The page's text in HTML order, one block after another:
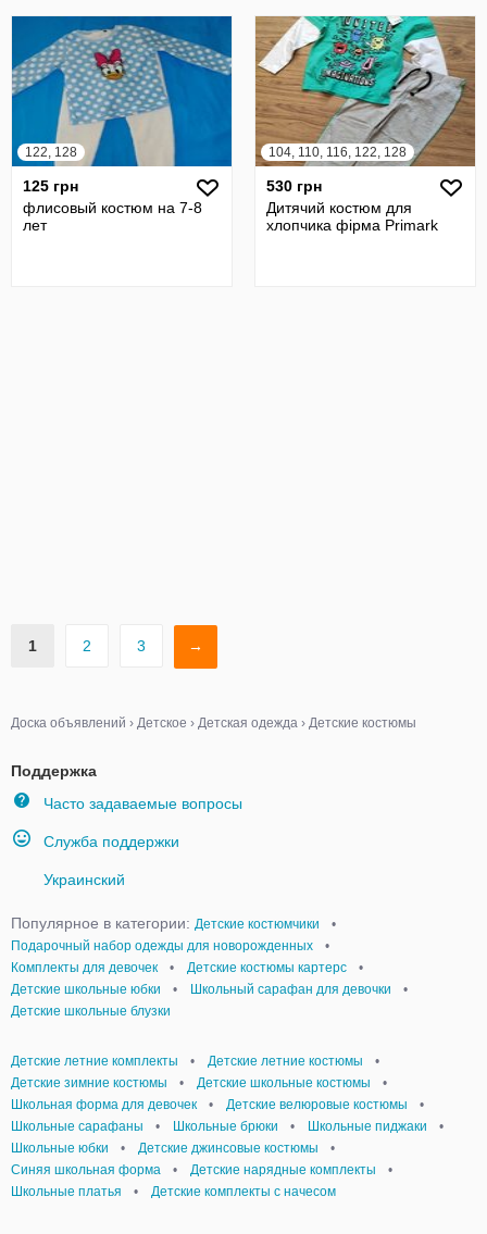
122, 128
125 грн
флисовый костюм на 7-8
лет
104, 110, 116, 122, 128
530 грн
Дитячий костюм для
хлопчика фiрма Primark
1 2 3 →
Доска объявлений › Детское › Детская одежда › Детские костюмы
Поддержка
Часто задаваемые вопросы
Служба поддержки
Украинский
Популярное в категории: Детские костюмчики
•
Подарочный набор одежды для новорожденных
•
Комплекты для девочек
• Детские костюмы картерс
•
Детские школьные юбки
• Школьный сарафан для девочки
•
Детские школьные блузки
Детские летние комплекты • Детские летние костюмы
•
Детские зимние костюмы
• Детские школьные костюмы
•
Школьная форма для девочек
• Детские велюровые костюмы
•
Школьные сарафаны
• Школьные брюки • Школьные пиджаки
•
Школьные юбки
• Детские джинсовые костюмы
•
Синяя школьная форма
• Детские нарядные комплекты
•
Школьные платья
• Детские комплекты с начесом